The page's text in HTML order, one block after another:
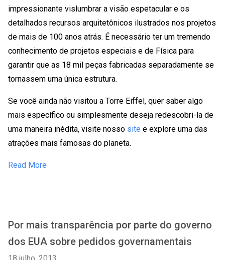
impressionante vislumbrar a visão espetacular e os
detalhados recursos arquitetônicos ilustrados nos projetos
de mais de 100 anos atrás. É necessário ter um tremendo
conhecimento de projetos especiais e de Física para
garantir que as 18 mil peças fabricadas separadamente se
tornassem uma única estrutura.
Se você ainda não visitou a Torre Eiffel, quer saber algo
mais específico ou simplesmente deseja redescobri-la de
uma maneira inédita, visite nosso site e explore uma das
atrações mais famosas do planeta.
Read More
Por mais transparência por parte do governo
dos EUA sobre pedidos governamentais